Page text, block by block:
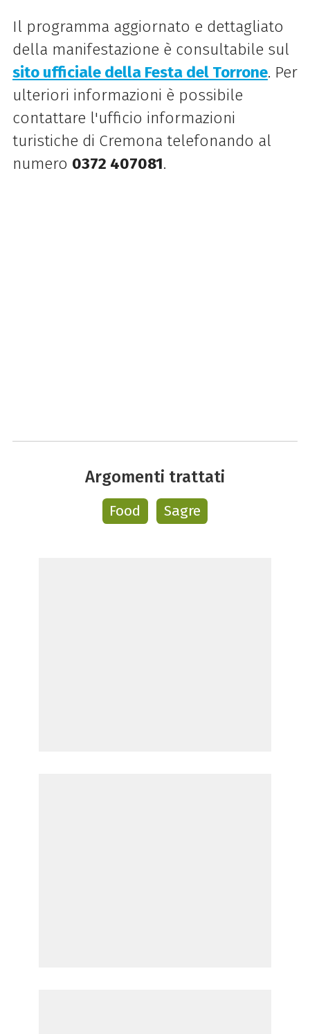
Il programma aggiornato e dettagliato
della manifestazione è consultabile sul
sito ufficiale della Festa del Torrone. Per
ulteriori informazioni è possibile
contattare l'ufficio informazioni
turistiche di Cremona telefonando al
numero 0372 407081.
Argomenti trattati
Food Sagre